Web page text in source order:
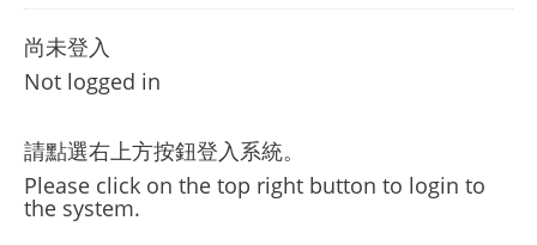
尚未登入
Not logged in
請點選右上方按鈕登入系統。
Please click on the top right button to login to
the system.